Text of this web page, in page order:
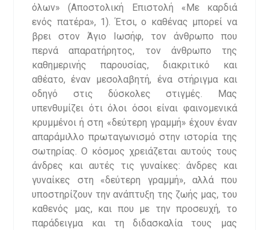
όλων» (Αποστολική Επιστολή «Με καρδιά
ενός πατέρα», 1). Έτσι, ο καθένας μπορεί να
βρει στον Άγιο Ιωσήφ, τον άνθρωπο που
περνά απαρατήρητος, τον άνθρωπο της
καθημερινής παρουσίας, διακριτικό και
αθέατο, έναν μεσολαβητή, ένα στήριγμα και
οδηγό στις δύσκολες στιγμές. Μας
υπενθυμίζει ότι όλοι όσοι είναι φαινομενικά
κρυμμένοι ή στη «δεύτερη γραμμή» έχουν έναν
απαράμιλλο πρωταγωνισμό στην ιστορία της
σωτηρίας. Ο κόσμος χρειάζεται αυτούς τους
άνδρες και αυτές τις γυναίκες: άνδρες και
γυναίκες στη «δεύτερη γραμμή», αλλά που
υποστηρίζουν την ανάπτυξη της ζωής μας, του
καθενός μας, και που με την προσευχή, το
παράδειγμα και τη διδασκαλία τους μας